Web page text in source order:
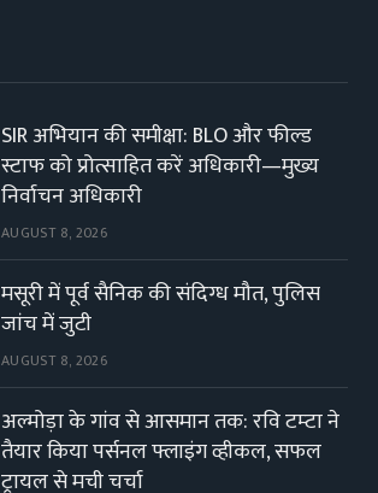
SIR अभियान की समीक्षा: BLO और फील्ड
स्टाफ को प्रोत्साहित करें अधिकारी—मुख्य
निर्वाचन अधिकारी
AUGUST 8, 2026
मसूरी में पूर्व सैनिक की संदिग्ध मौत, पुलिस
जांच में जुटी
AUGUST 8, 2026
अल्मोड़ा के गांव से आसमान तक: रवि टम्टा ने
तैयार किया पर्सनल फ्लाइंग व्हीकल, सफल
ट्रायल से मची चर्चा